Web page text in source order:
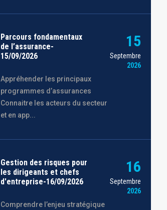
Parcours fondamentaux
de l’assurance-
15/09/2026
Appréhender les principaux
programmes d’assurances
Connaitre les acteurs du secteur
et en app...
15
Septembre
2026
Gestion des risques pour
les dirigeants et chefs
d'entreprise-16/09/2026
Comprendre l’enjeu stratégique
16
Septembre
2026